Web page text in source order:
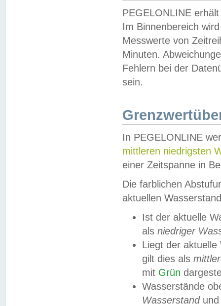
PEGELONLINE
Im Binnenbereich
Messwerte von
Minuten.
Fehlern bei der
sein.
In PEGELONLINE
mittleren niedrigsten
einer Zeitspanne in
Die farblichen
aktuellen
Ist der aktuelle
als niedriger
Liegt der
gilt dies als
mit Grün
Wasserstände
Wasserstandund